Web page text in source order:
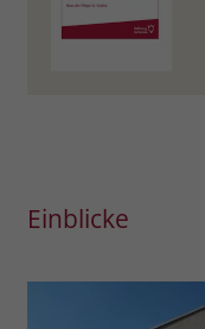
Einblicke